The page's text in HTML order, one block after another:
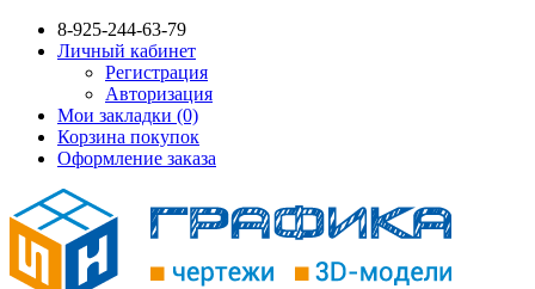
8-925-244-63-79
Личный кабинет
Регистрация
Авторизация
Мои закладки (0)
Корзина покупок
Оформление заказа